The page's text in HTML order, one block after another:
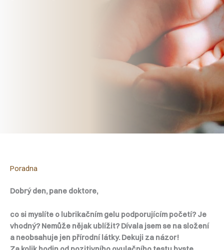
Poradna
Dobrý den, pane doktore,
co si myslíte o lubrikačním gelu podporujícím početí? Je
vhodný? Nemůže nějak ublížit? Dívala jsem se na složení
a neobsahuje jen přírodní látky. Dekuji za názor!